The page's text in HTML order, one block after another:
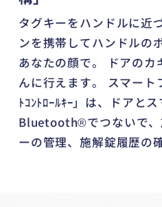
タグキーをハンドルに近
ンを携帯してハンドルの
あなたの顔で。 ドアのカ
んに行えます。 スマート
ﾄｺﾝﾄﾛｰﾙｷｰ」は、ドアと
Bluetooth®でつないで、
ーの管理、施解錠履歴の